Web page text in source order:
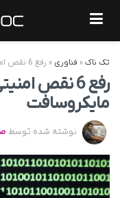
تک ناک» فناوری » رفع 6 نقص امنیتی در جدیدترین به روزرسانی مایکروسافت
رفع 6 نقص
مایکروسافت
نوشته شده توسط